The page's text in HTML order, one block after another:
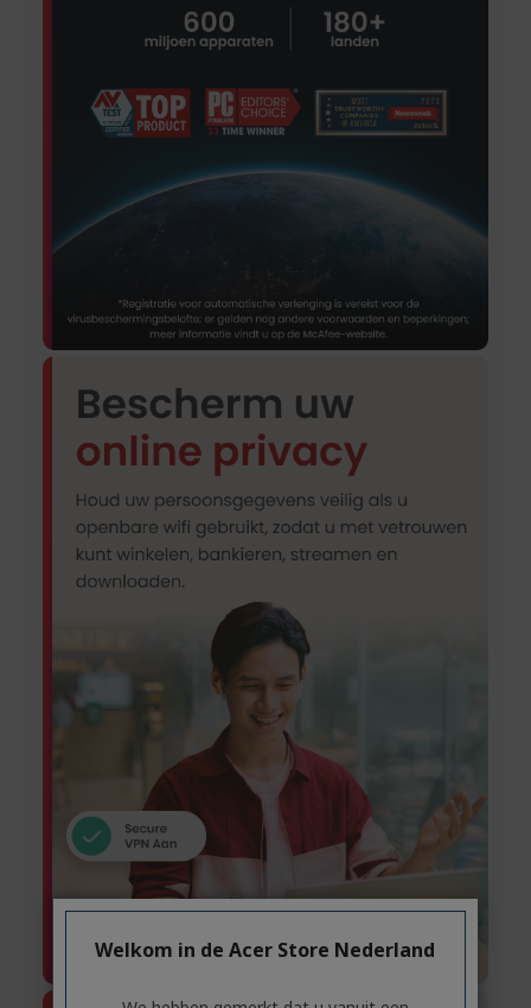
Welkom in de Acer Store Nederland